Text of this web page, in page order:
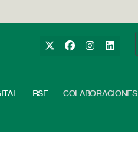
RSE COLABORACIONES